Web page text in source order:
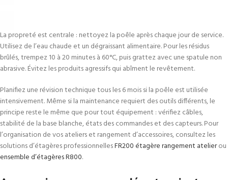
La propreté est centrale : nettoyez la poêle après chaque jour de service.
Utilisez de l’eau chaude et un dégraissant alimentaire. Pour les résidus
brûlés, trempez 10 à 20 minutes à 60°C, puis grattez avec une spatule non
abrasive. Évitez les produits agressifs qui abîment le revêtement.
Planifiez une révision technique tous les 6 mois si la poêle est utilisée
intensivement. Même si la maintenance requiert des outils différents, le
principe reste le même que pour tout équipement : vérifiez câbles,
stabilité de la base blanche, états des commandes et des capteurs. Pour
l’organisation de vos ateliers et rangement d’accessoires, consultez les
solutions d’étagères professionnellesFR200 étagère rangement atelierou
ensemble d’étagères R800.